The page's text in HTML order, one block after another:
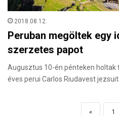
2018.08.12.
Peruban megöltek egy
szerzetes papot
Augusztus 10-én pénteken holtak
éves perui Carlos Riudavest
« 1